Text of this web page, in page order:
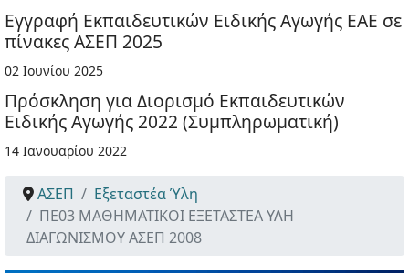
Εγγραφή Εκπαιδευτικών Ειδικής Αγωγής ΕΑΕ σε
πίνακες ΑΣΕΠ 2025
02 Ιουνίου 2025
Πρόσκληση για Διορισμό Εκπαιδευτικών
Ειδικής Αγωγής 2022 (Συμπληρωματική)
14 Ιανουαρίου 2022
ΑΣΕΠ
Εξεταστέα Ύλη
ΠΕ03 ΜΑΘΗΜΑΤΙΚΟΙ ΕΞΕΤΑΣΤΕΑ ΥΛΗ
ΔΙΑΓΩΝΙΣΜΟΥ ΑΣΕΠ 2008